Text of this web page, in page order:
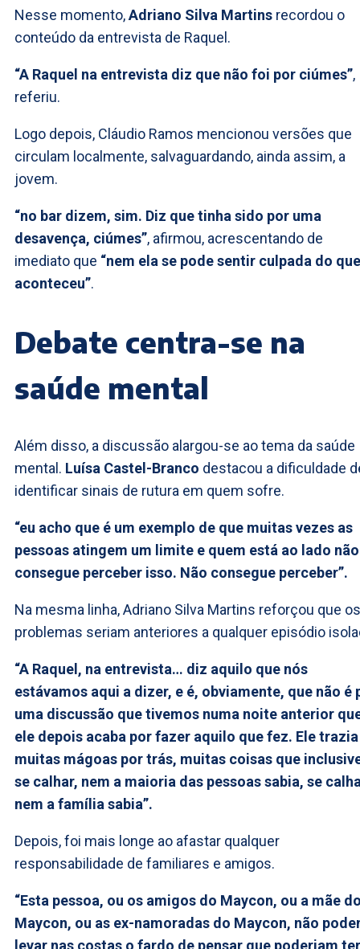
Nesse momento,Adriano Silva Martins recordou o
conteúdo da entrevista de Raquel.
“A Raquel na entrevista diz que não foi por ciúmes”,
referiu.
Logo depois, Cláudio Ramos mencionou versões que
circulam localmente, salvaguardando, ainda assim, a
jovem.
“no bar dizem, sim. Diz que tinha sido por uma
desavença, ciúmes”, afirmou, acrescentando de
imediato que “nem ela se pode sentir culpada do que
aconteceu”.
Debate centra-se na
saúde mental
Além disso, a discussão alargou-se ao tema da saúde
mental. Luísa Castel-Branco destacou a dificuldade
identificar sinais de rutura em quem sofre.
“eu acho que é um exemplo de que muitas vezes as
pessoas atingem um limite e quem está ao lado não
consegue perceber isso. Não consegue perceber”.
Na mesma linha, Adriano Silva Martins reforçou que os
problemas seriam anteriores a qualquer episódio
“A Raquel, na entrevista… diz aquilo que nós
estávamos aqui a dizer, e é, obviamente, que não é
uma discussão que tivemos numa noite anterior
ele depois acaba por fazer aquilo que fez. Ele trazia
muitas mágoas por trás, muitas coisas que
se calhar, nem a maioria das pessoas sabia, se
nem a família sabia”.
Depois, foi mais longe ao afastar qualquer
responsabilidade de familiares e amigos.
“Esta pessoa, ou os amigos do Maycon, ou a mãe
Maycon, ou as ex-namoradas do Maycon, não
levar nas costas o fardo de pensar que poderiam ter